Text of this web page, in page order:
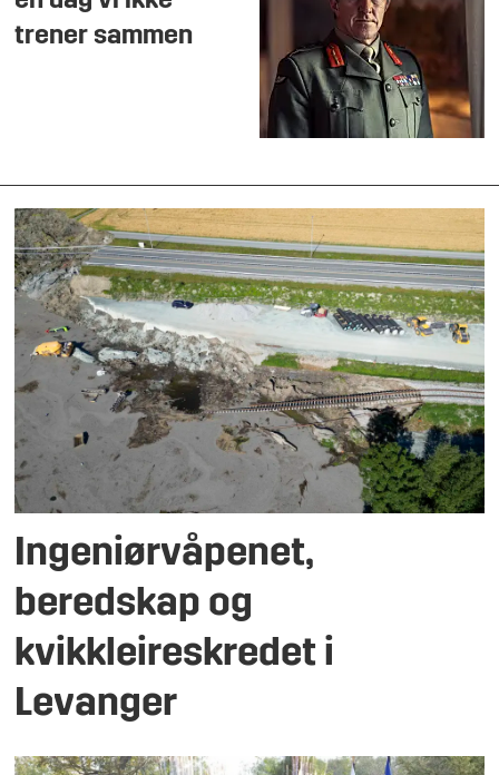
trener sammen
Ingeniørvåpenet,
beredskap og
kvikkleireskredet i
Levanger